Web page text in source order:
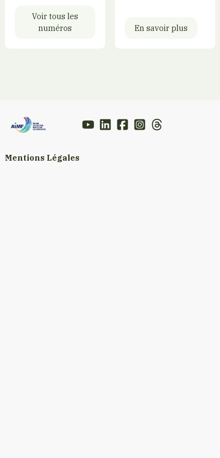
Voir tous les
numéros
En savoir plus
Mentions Légales